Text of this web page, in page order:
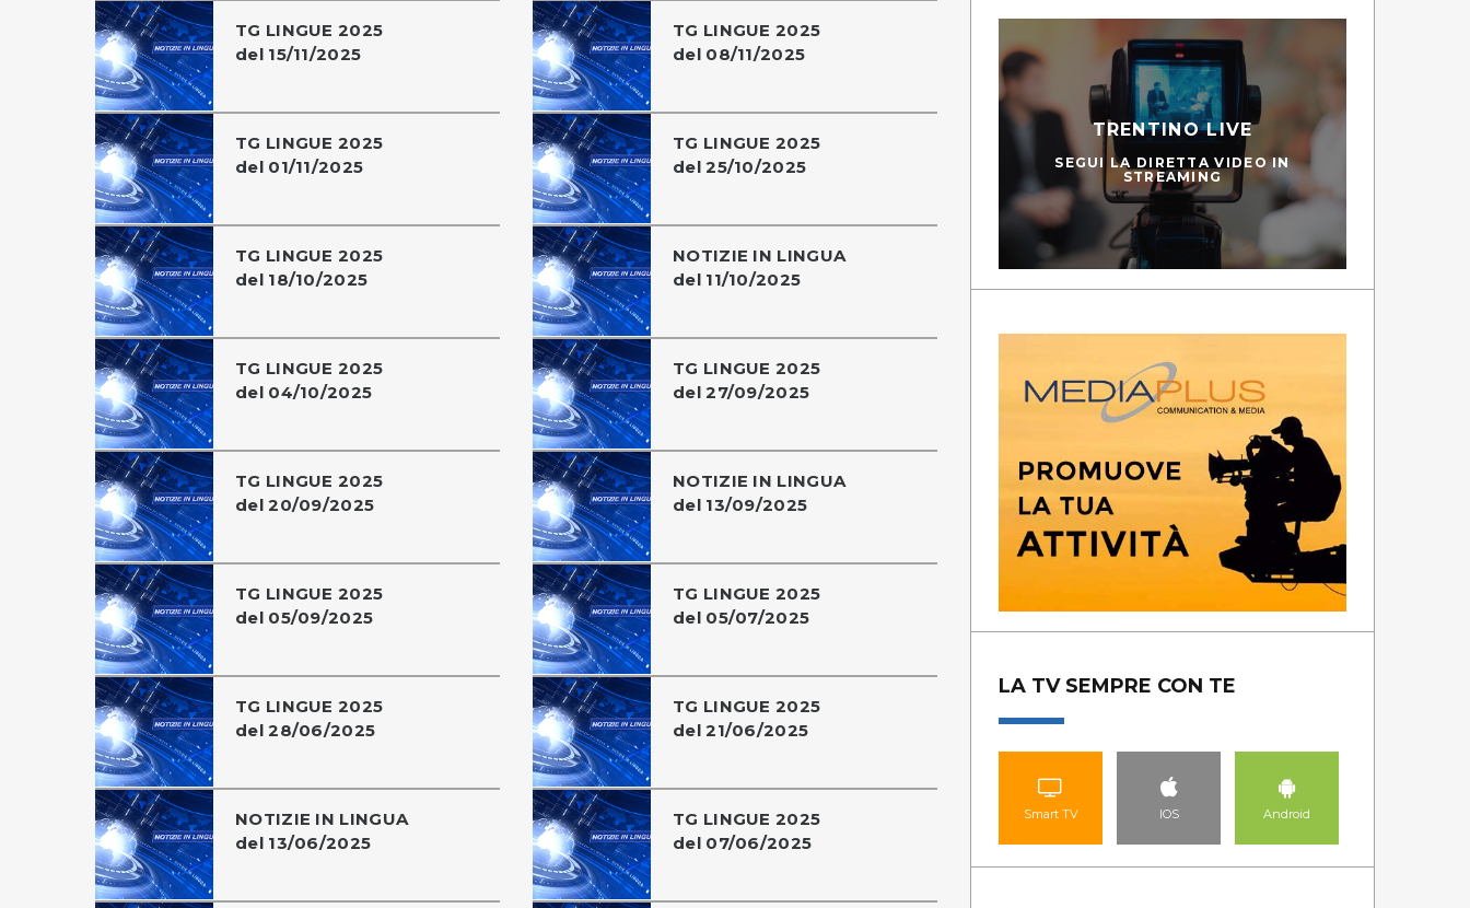
TG LINGUE 2025
del 15/11/2025
TG LINGUE 2025
del 08/11/2025
TG LINGUE 2025
del 01/11/2025
TG LINGUE 2025
del 25/10/2025
TG LINGUE 2025
del 18/10/2025
NOTIZIE IN LINGUA
del 11/10/2025
TG LINGUE 2025
del 04/10/2025
TG LINGUE 2025
del 27/09/2025
TG LINGUE 2025
del 20/09/2025
NOTIZIE IN LINGUA
del 13/09/2025
TG LINGUE 2025
del 05/09/2025
TG LINGUE 2025
del 05/07/2025
TG LINGUE 2025
del 28/06/2025
TG LINGUE 2025
del 21/06/2025
NOTIZIE IN LINGUA
del 13/06/2025
TG LINGUE 2025
del 07/06/2025
TRENTINO LIVE
SEGUI LA DIRETTA VIDEO IN
STREAMING
LA TV SEMPRE CON TE
Smart TV IOS Android